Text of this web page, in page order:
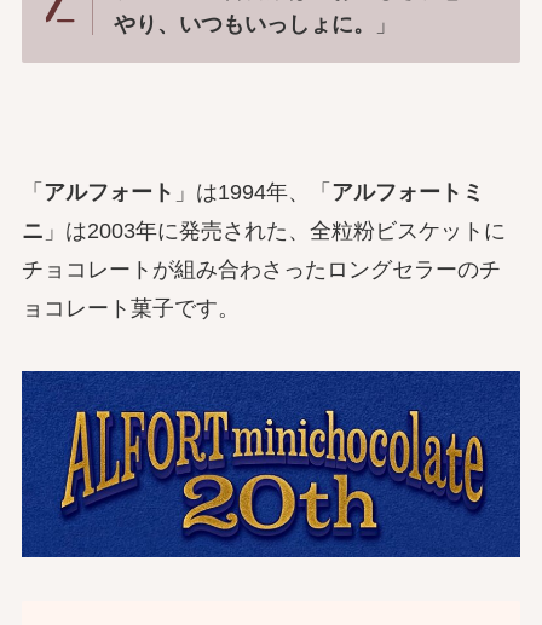
やり、いつもいっしょに。
」
「 アルフォート 」は1994年、「 アルフォートミ
ニ 」は2003年に発売された、全粒粉ビスケットに
チョコレートが組み合わさったロングセラーのチ
ョコレート菓子です。